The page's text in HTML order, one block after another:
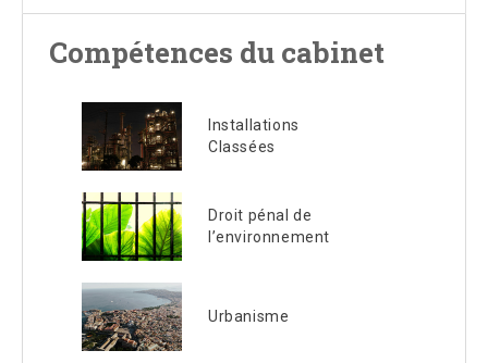
Compétences du cabinet
Installations
Classées
Droit pénal de
l’environnement
Urbanisme